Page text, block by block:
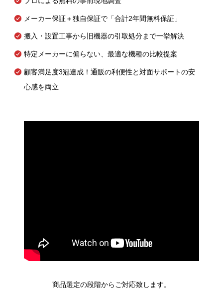
メーカー保証＋独自保証で「合計2年間無料保証」
搬入・設置工事から旧機器の引取処分まで一挙解決
特定メーカーに偏らない、最適な機種の比較提案
顧客満足度3冠達成！通販の利便性と対面サポートの安
心感を両立
商品選定の段階からご対応致します。